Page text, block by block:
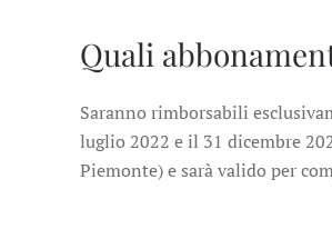
Quali
Saranno rimborsabili
luglio 2022 e il 31 dicembre
Piemonte) e sarà valido per